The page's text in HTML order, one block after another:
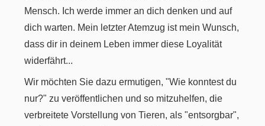
Mensch. Ich werde immer an dich denken und auf
dich warten. Mein letzter Atemzug ist mein Wunsch,
dass dir in deinem Leben immer diese Loyalität
widerfährt...
Wir möchten Sie dazu ermutigen, "Wie konntest du
nur?" zu veröffentlichen und so mitzuhelfen, die
verbreitete Vorstellung von Tieren, als "entsorgbar",